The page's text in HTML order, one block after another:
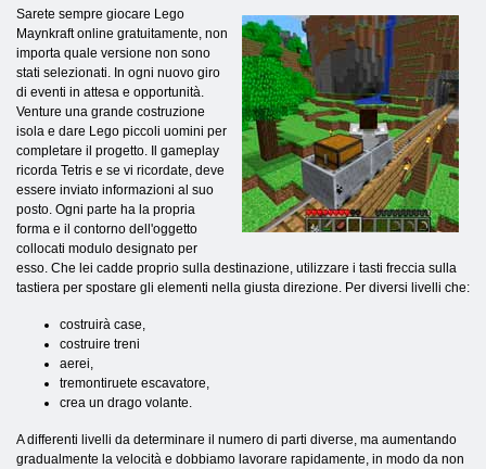
Sarete sempre giocare Lego
Maynkraft online gratuitamente, non
importa quale versione non sono
stati selezionati. In ogni nuovo giro
di eventi in attesa e opportunità.
Venture una grande costruzione
isola e dare Lego piccoli uomini per
completare il progetto. Il gameplay
ricorda Tetris e se vi ricordate, deve
essere inviato informazioni al suo
posto. Ogni parte ha la propria
forma e il contorno dell'oggetto
collocati modulo designato per
esso. Che lei cadde proprio sulla destinazione, utilizzare i tasti freccia sulla
tastiera per spostare gli elementi nella giusta direzione. Per diversi livelli che:
costruirà case,
costruire treni
aerei,
tremontiruete escavatore,
crea un drago volante.
A differenti livelli da determinare il numero di parti diverse, ma aumentando
gradualmente la velocità e dobbiamo lavorare rapidamente, in modo da non